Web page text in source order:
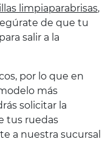
limpiaparabrisas,
de que tu
salir a la
por lo que en
más
solicitar la
tus ruedas
a nuestra sucursal